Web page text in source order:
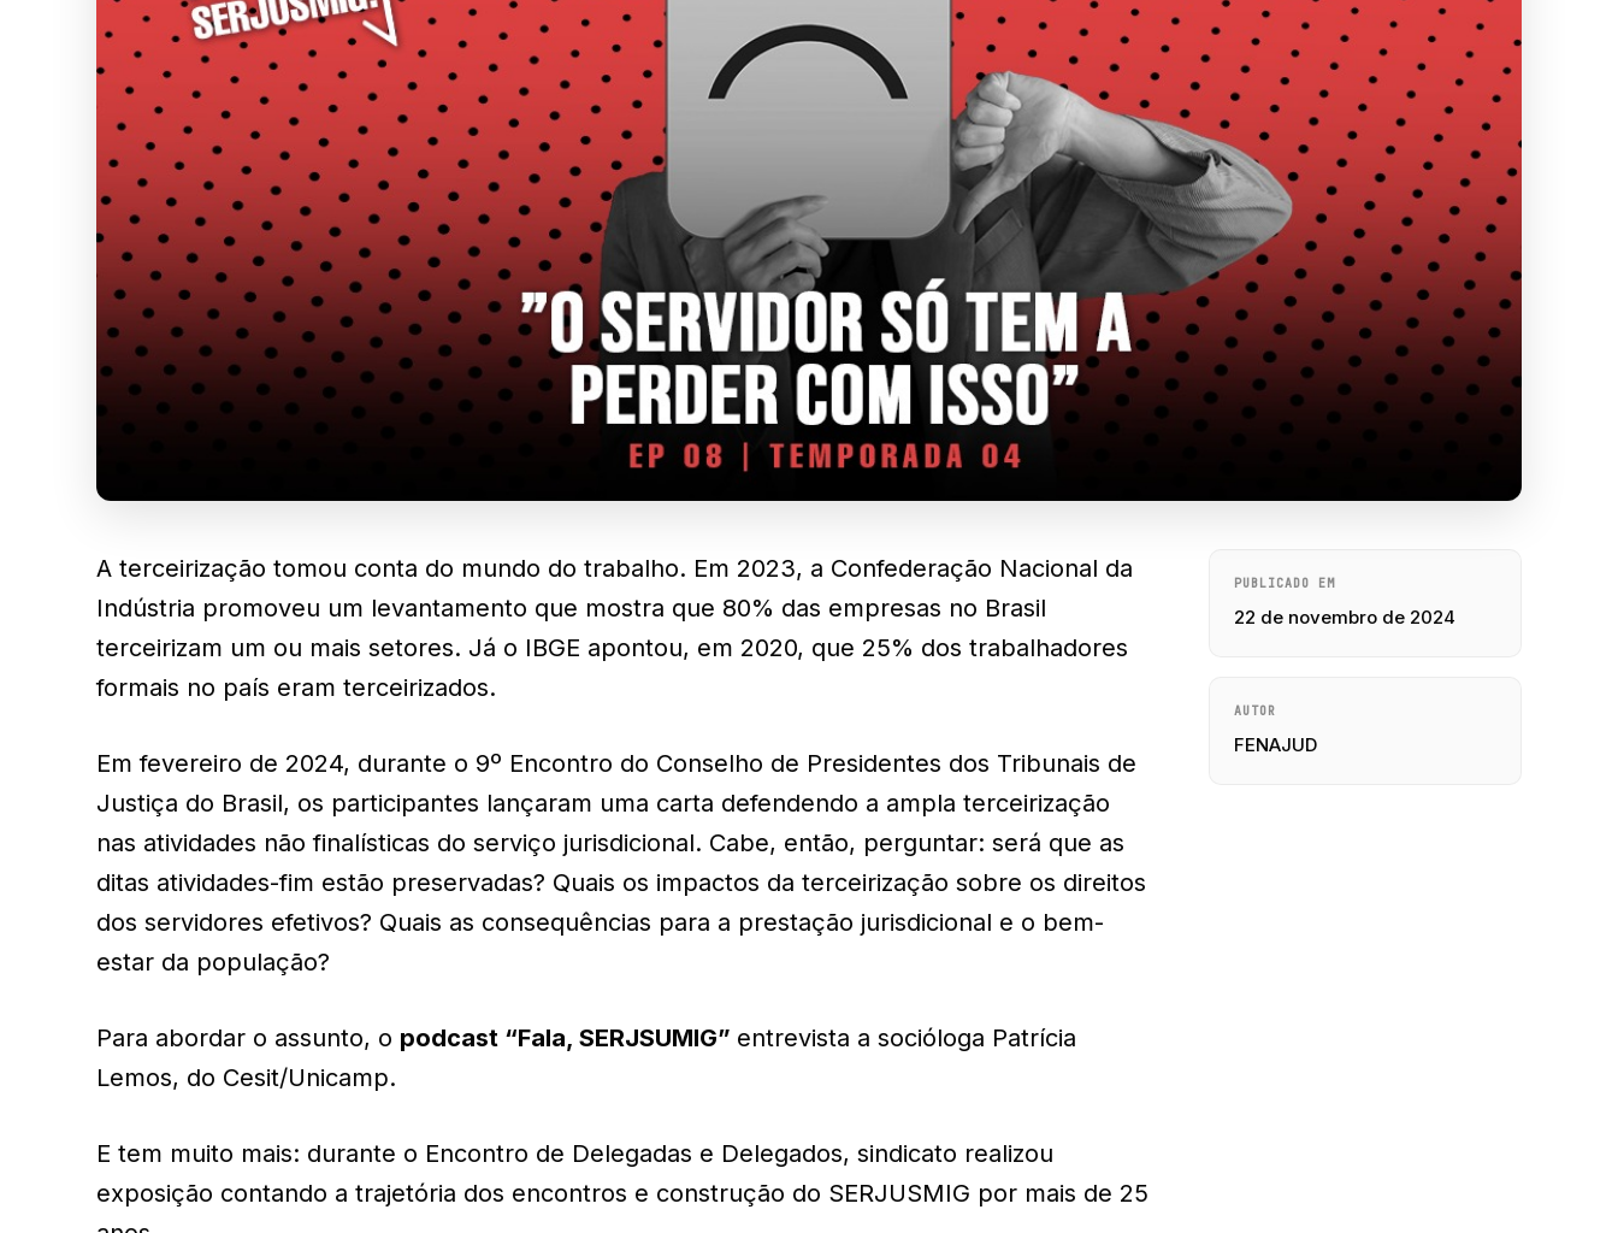
A terceirização tomou conta do mundo do trabalho. Em 2023, a Confederação Nacional da
Indústria promoveu um levantamento que mostra que 80% das empresas no Brasil
terceirizam um ou mais setores. Já o IBGE apontou, em 2020, que 25% dos trabalhadores
formais no país eram terceirizados.
Em fevereiro de 2024, durante o 9º Encontro do Conselho de Presidentes dos Tribunais de
Justiça do Brasil, os participantes lançaram uma carta defendendo a ampla terceirização
nas atividades não finalísticas do serviço jurisdicional. Cabe, então, perguntar: será que as
ditas atividades-fim estão preservadas? Quais os impactos da terceirização sobre os direitos
dos servidores efetivos? Quais as consequências para a prestação jurisdicional e o bem-
estar da população?
Para abordar o assunto, o podcast “Fala, SERJSUMIG” entrevista a socióloga Patrícia
Lemos, do Cesit/Unicamp.
E tem muito mais: durante o Encontro de Delegadas e Delegados, sindicato realizou
exposição contando a trajetória dos encontros e construção do SERJUSMIG por mais de 25
PUBLICADO EM
22 de novembro de 2024
AUTOR
FENAJUD